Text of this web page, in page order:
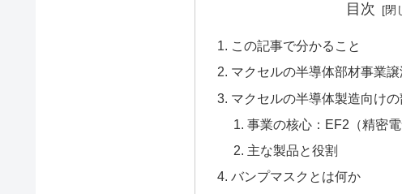
目次
この記事で分かること
マクセルの半導体部材事業
マクセルの半導体製造向け
事業の核心：EF2（精密
主な製品と役割
バンプマスクとは何か